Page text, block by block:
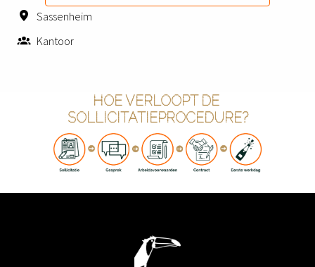
Sassenheim
Kantoor
HOE VERLOOPT DE
SOLLICITATIEPROCEDURE?